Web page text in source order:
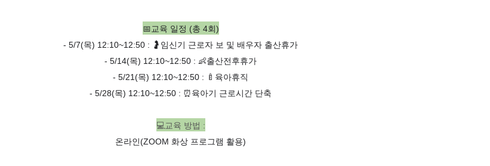
📅교육 일정 (총 4회)
- 5/7(목) 12:10~12:50 : 🤰 임신기 근로자 보 및 배우자 출산휴가
- 5/14(목) 12:10~12:50 : 👶출산전후휴가
- 5/21(목) 12:10~12:50 : 🍼 육아휴직
- 5/28(목) 12:10~12:50 : ⏰육아기 근로시간 단축
💻 교육 방법 :
온라인(ZOOM 화상 프로그램 활용)